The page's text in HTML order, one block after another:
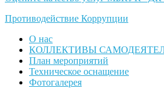
Противодействие Коррупции
О нас
КОЛЛЕКТИВЫ
План мероприятий
Техническое оснащение
Фотогалерея